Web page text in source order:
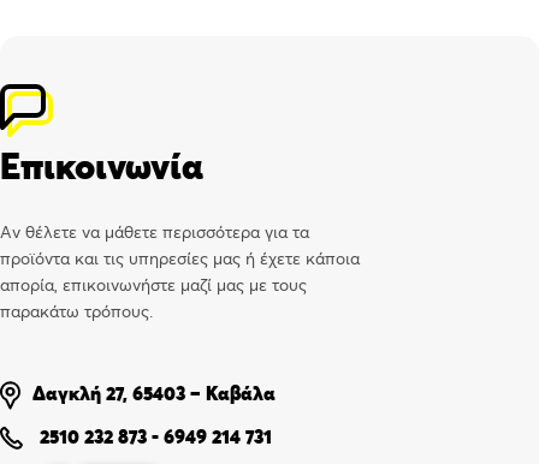
Επικοινωνία
Αν θέλετε να μάθετε περισσότερα για τα
προϊόντα και τις υπηρεσίες μας ή έχετε κάποια
απορία, επικοινωνήστε μαζί μας με τους
παρακάτω τρόπους.
Δαγκλή 27, 65403 – Καβάλα
2510 232 873 - 6949 214 731